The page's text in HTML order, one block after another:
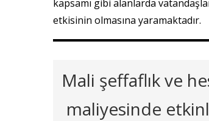
kapsamı gibi alanlarda
etkisinin olmasına yaramaktadır.
Mali şeffaflık ve
maliyesinde